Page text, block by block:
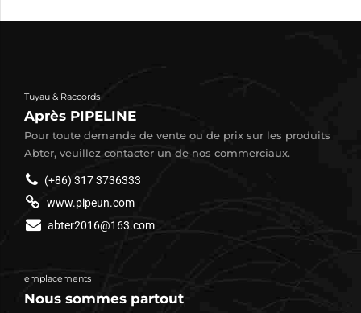
Tuyau & Raccords
Après PIPELINE
Pour toute demande de vente ou de prix sur les produits
Abter, veuillez contacter un de nos commerciaux.
(+86) 317 3736333
www.pipeun.com
abter2016@163.com
emplacements
Nous sommes partout